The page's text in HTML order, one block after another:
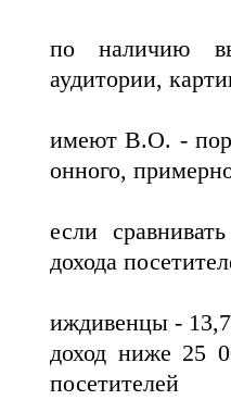
по наличию
аудитории,
имеют В.О. -
онного,
если
дохода
иждивенцы -
доход ниже 25
посетителей